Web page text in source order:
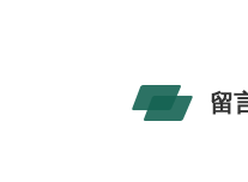
留